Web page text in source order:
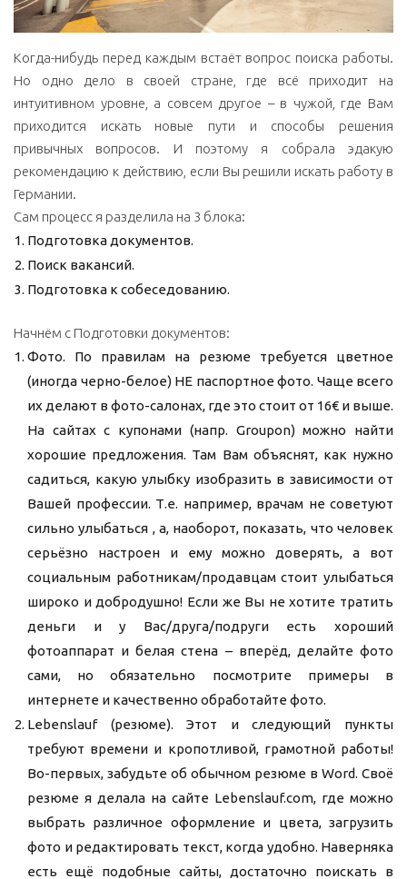
Когда-нибудь перед каждым встаёт вопрос поиска работы.
Но одно дело в своей стране, где всё приходит на
интуитивном уровне, а совсем другое – в чужой, где Вам
приходится искать новые пути и способы решения
привычных вопросов. И поэтому я собрала эдакую
рекомендацию к действию, если Вы решили искать работу в
Германии.
Сам процесс я разделила на 3 блока:
Подготовка документов.
Поиск вакансий.
Подготовка к собеседованию.
Начнём с Подготовки документов:
Фото. По правилам на резюме требуется цветное
(иногда черно-белое) НЕ паспортное фото. Чаще всего
их делают в фото-салонах, где это стоит от 16€ и выше.
На сайтах с купонами (напр. Groupon) можно найти
хорошие предложения. Там Вам объяснят, как нужно
садиться, какую улыбку изобразить в зависимости от
Вашей профессии. Т.е. например, врачам не советуют
сильно улыбаться , а, наоборот, показать, что человек
серьёзно настроен и ему можно доверять, а вот
социальным работникам/продавцам стоит улыбаться
широко и добродушно! Если же Вы не хотите тратить
деньги и у Вас/друга/подруги есть хороший
фотоаппарат и белая стена – вперёд, делайте фото
сами, но обязательно посмотрите примеры в
интернете и качественно обработайте фото.
Lebenslauf (резюме). Этот и следующий пункты
требуют времени и кропотливой, грамотной работы!
Во-первых, забудьте об обычном резюме в Word. Своё
резюме я делала на сайте Lebenslauf.com, где можно
выбрать различное оформление и цвета, загрузить
фото и редактировать текст, когда удобно. Наверняка
есть ещё подобные сайты, достаточно поискать в